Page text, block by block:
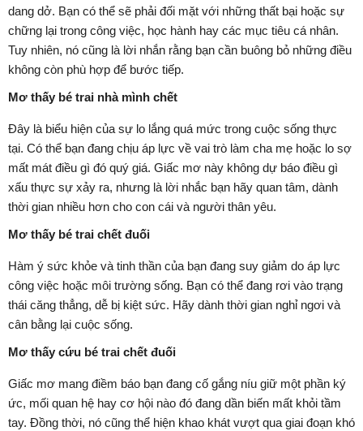
dang dở. Bạn có thể sẽ phải đối mặt với những thất bại hoặc sự
chững lại trong công việc, học hành hay các mục tiêu cá nhân.
Tuy nhiên, nó cũng là lời nhắn rằng bạn cần buông bỏ những điều
không còn phù hợp để bước tiếp.
Mơ thấy bé trai nhà mình chết
Đây là biểu hiện của sự lo lắng quá mức trong cuộc sống thực
tại. Có thể bạn đang chịu áp lực về vai trò làm cha mẹ hoặc lo sợ
mất mát điều gì đó quý giá. Giấc mơ này không dự báo điều gì
xấu thực sự xảy ra, nhưng là lời nhắc bạn hãy quan tâm, dành
thời gian nhiều hơn cho con cái và người thân yêu.
Mơ thấy bé trai chết đuối
Hàm ý sức khỏe và tinh thần của bạn đang suy giảm do áp lực
công việc hoặc môi trường sống. Bạn có thể đang rơi vào trạng
thái căng thẳng, dễ bị kiệt sức. Hãy dành thời gian nghỉ ngơi và
cân bằng lại cuộc sống.
Mơ thấy cứu bé trai chết đuối
Giấc mơ mang điềm báo bạn đang cố gắng níu giữ một phần ký
ức, mối quan hệ hay cơ hội nào đó đang dần biến mất khỏi tầm
tay. Đồng thời, nó cũng thể hiện khao khát vượt qua giai đoạn khó